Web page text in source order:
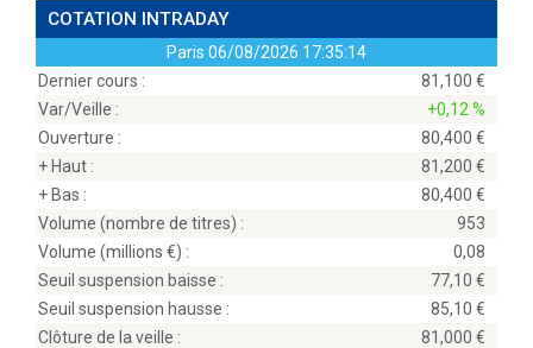
COTATION INTRADAY
Paris 06/08/2026 17:35:14
Dernier cours :
81,100
Var/Veille :
+0,12 %
Ouverture :
80,400
+ Haut :
81,200
+ Bas :
80,400
Volume (nombre de titres) :
953
Volume (millions
) :
0,08
Seuil suspension baisse :
77,10
Seuil suspension hausse :
85,10
Clôture de la veille :
81,000